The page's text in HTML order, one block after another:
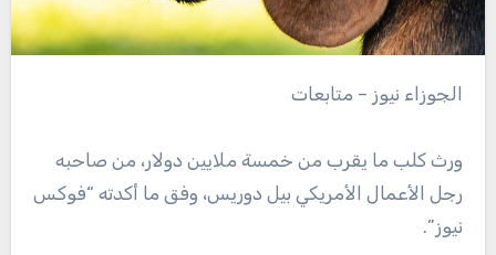
الجوزاء نيوز – متابعات
ورث كلب ما يقرب من خمسة ملايين دولار، من صاحبه
رجل الأعمال الأمريكي بيل دوريس، وفق ما أكدته “فوكس
نيوز”.